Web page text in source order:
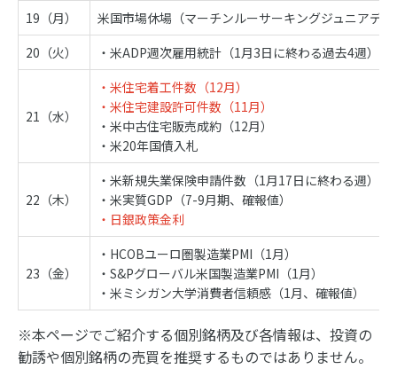
19（月）
米国市場休場（マーチンルーサーキングジュニアデ
20（火）
・米ADP週次雇用統計（1月3日に終わる過去4週）
21（水）
・米住宅着工件数（12月）
・米住宅建設許可件数（11月）
・米中古住宅販売成約（12月）
・米20年国債入札
22（木）
・米新規失業保険申請件数（1月17日に終わる週）
・米実質GDP（7-9月期、確報値）
・日銀政策金利
23（金）
・HCOBユーロ圏製造業PMI（1月）
・S&Pグローバル米国製造業PMI（1月）
・米ミシガン大学消費者信頼感（1月、確報値）
※本ページでご紹介する個別銘柄及び各情報は、投資の
勧誘や個別銘柄の売買を推奨するものではありません。